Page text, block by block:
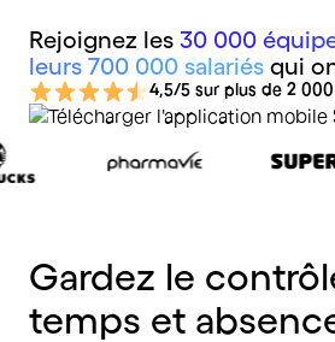
Rejoignez les 30 000
leurs 700 000 salariés qui
4,5/5 sur plus de 2 000
Gardez le
temps et